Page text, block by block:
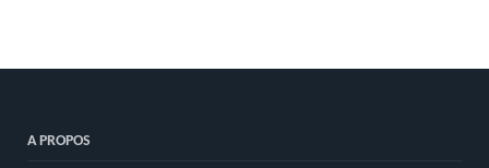
A PROPOS